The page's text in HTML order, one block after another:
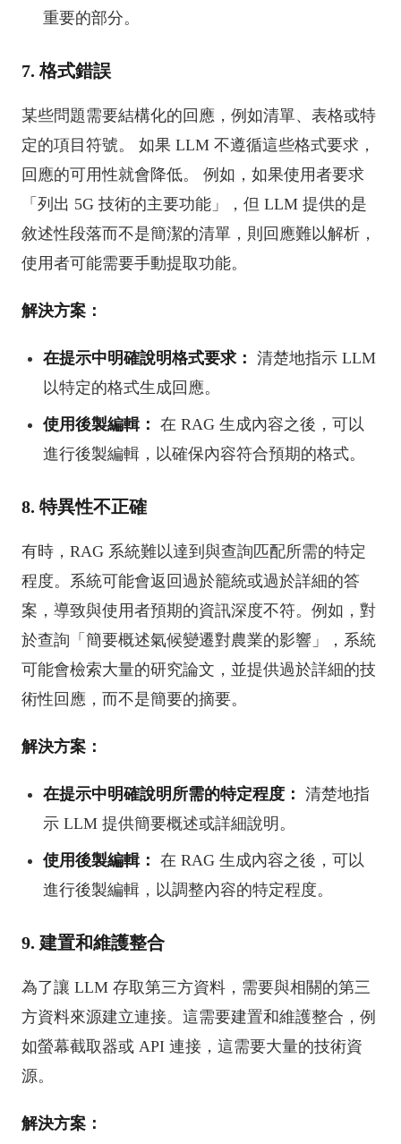
重要的部分。
7. 格式錯誤
某些問題需要結構化的回應，例如清單、表格或特
定的項目符號。 如果 LLM 不遵循這些格式要求，
回應的可用性就會降低。 例如，如果使用者要求
「列出 5G 技術的主要功能」，但 LLM 提供的是
敘述性段落而不是簡潔的清單，則回應難以解析，
使用者可能需要手動提取功能。
解決方案：
在提示中明確說明格式要求： 清楚地指示 LLM
以特定的格式生成回應。
使用後製編輯： 在 RAG 生成內容之後，可以
進行後製編輯，以確保內容符合預期的格式。
8. 特異性不正確
有時，RAG 系統難以達到與查詢匹配所需的特定
程度。系統可能會返回過於籠統或過於詳細的答
案，導致與使用者預期的資訊深度不符。例如，對
於查詢「簡要概述氣候變遷對農業的影響」，系統
可能會檢索大量的研究論文，並提供過於詳細的技
術性回應，而不是簡要的摘要。
解決方案：
在提示中明確說明所需的特定程度： 清楚地指
示 LLM 提供簡要概述或詳細說明。
使用後製編輯： 在 RAG 生成內容之後，可以
進行後製編輯，以調整內容的特定程度。
9. 建置和維護整合
為了讓 LLM 存取第三方資料，需要與相關的第三
方資料來源建立連接。這需要建置和維護整合，例
如螢幕截取器或 API 連接，這需要大量的技術資
源。
解決方案：